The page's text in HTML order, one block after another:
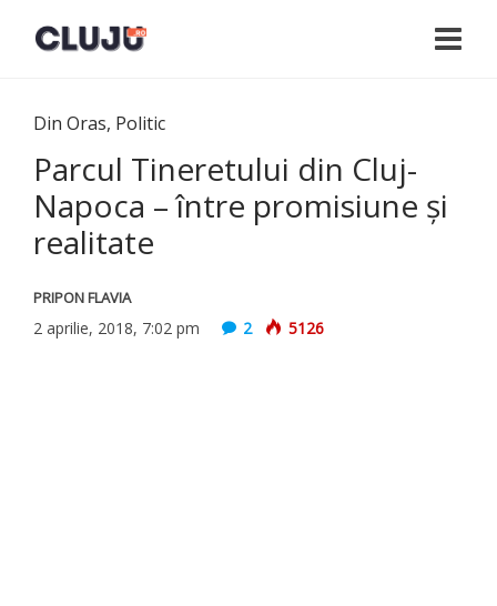
Din Oras, Politic
Parcul Tineretului din Cluj-
Napoca – între promisiune şi
realitate
PRIPON FLAVIA
2 aprilie, 2018, 7:02 pm 2 5126